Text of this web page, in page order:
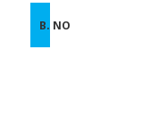
B. NO